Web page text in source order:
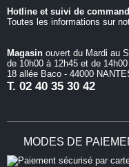
Hotline et suivi de
Toutes les informations sur
Magasin ouvert du Mardi au
de 10h00 à 12h45 et de
18 allée Baco - 44000
T. 02 40 35 30 42
MODES DE